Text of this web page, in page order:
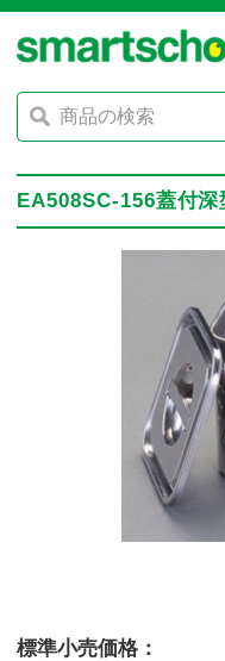
EA508SC-156蓋付
標準小売価格：